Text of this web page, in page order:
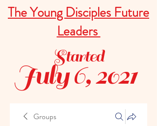
The Young Disciples Future
Leaders
July 6, 2021
Started
Groups